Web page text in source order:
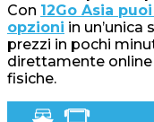
Con 12Go Asia
opzioni in un’unica
prezzi in pochi
direttamente online
fisiche.